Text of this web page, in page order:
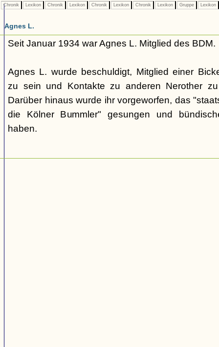
Chronik Lexikon Chronik Lexikon Chronik Lexikon Chronik Lexikon Gruppe Lexikon
Agnes L.
Seit Januar 1934 war Agnes L. Mitglied des BDM.
Agnes L. wurde beschuldigt, Mitglied einer
zu sein und Kontakte zu anderen Nerother
Darüber hinaus wurde ihr vorgeworfen, das
die Kölner Bummler" gesungen und
haben.